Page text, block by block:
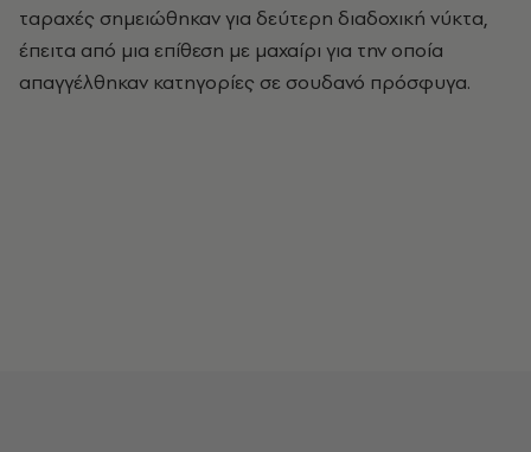
ταραχές σημειώθηκαν για δεύτερη διαδοχική νύκτα,
έπειτα από μια επίθεση με μαχαίρι για την οποία
απαγγέλθηκαν κατηγορίες σε σουδανό πρόσφυγα.